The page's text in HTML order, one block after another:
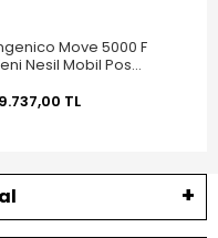
Move 5000 F
Nesil Mobil Pos
TL